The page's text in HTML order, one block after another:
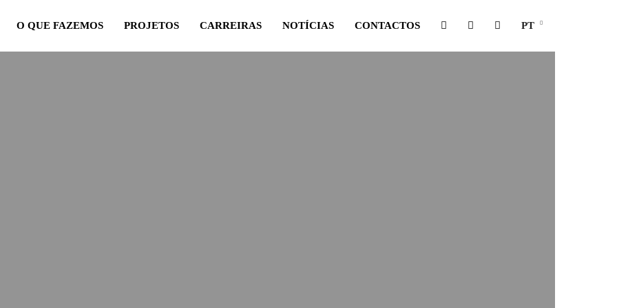
O QUE FAZEMOS PROJETOS CARREIRAS NOTÍCIAS CONTACTOS PT